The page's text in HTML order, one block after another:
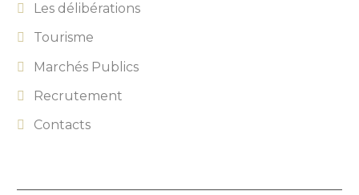
Les délibérations
Tourisme
Marchés Publics
Recrutement
Contacts